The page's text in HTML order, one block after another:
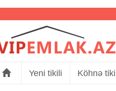
Yeni tikili Köhnə